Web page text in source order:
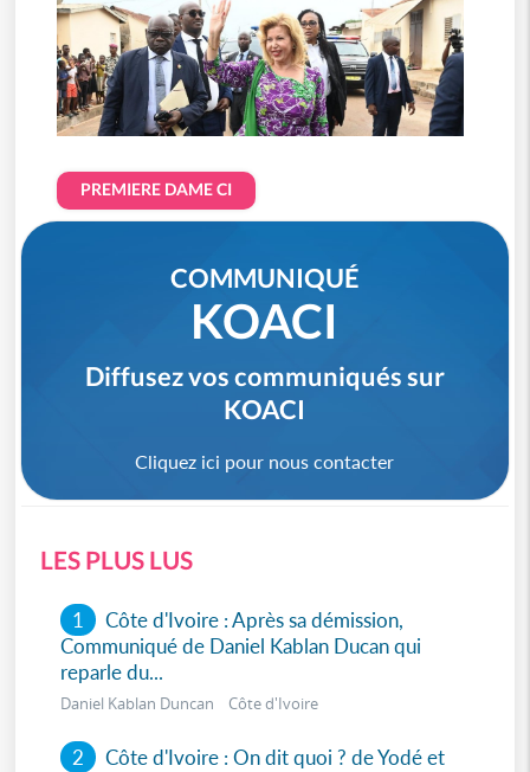
PREMIERE DAME CI
COMMUNIQUÉ
KOACI
Diffusez vos communiqués sur
KOACI
Cliquez ici pour nous contacter
LES PLUS LUS
1 Côte d'Ivoire : Après sa démission,
Communiqué de Daniel Kablan Ducan qui
reparle du...
Daniel Kablan Duncan Côte d'Ivoire
2 Côte d'Ivoire : On dit quoi ? de Yodé et